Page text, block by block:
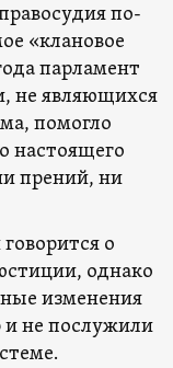
по-
«клановое
парламент
не являющихся
помогло
настоящего
прений, ни
о
однако
изменения
и не послужили